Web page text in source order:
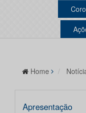
Home
Apresentação